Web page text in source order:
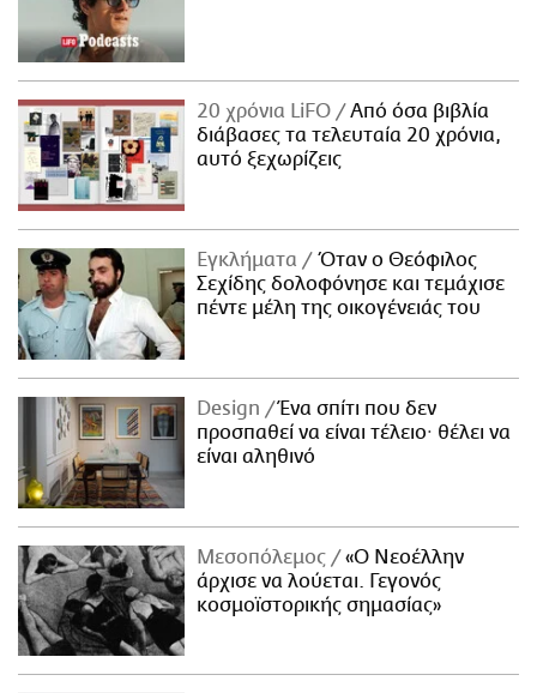
20 χρόνια LiFO
Από όσα βιβλία
διάβασες τα τελευταία 20 χρόνια,
αυτό ξεχωρίζεις
Εγκλήματα
Όταν ο Θεόφιλος
Σεχίδης δολοφόνησε και τεμάχισε
πέντε μέλη της οικογένειάς του
Design
Ένα σπίτι που δεν
προσπαθεί να είναι τέλειο· θέλει να
είναι αληθινό
Μεσοπόλεμος
«Ο Νεοέλλην
άρχισε να λούεται. Γεγονός
κοσμοϊστορικής σημασίας»